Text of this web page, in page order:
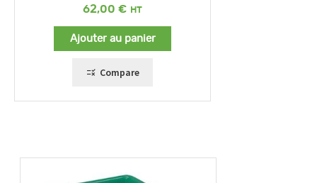
62,00 €
Ajouter au panier
Compare